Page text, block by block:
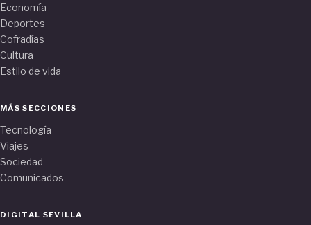
Economía
Deportes
Cofradías
Cultura
Estilo de vida
MÁS SECCIONES
Tecnología
Viajes
Sociedad
Comunicados
DIGITAL SEVILLA